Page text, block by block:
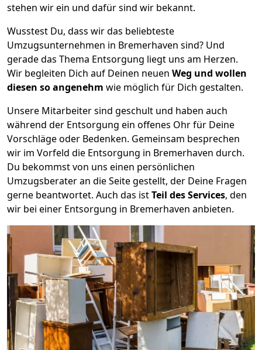
stehen wir ein und dafür sind wir bekannt.
Wusstest Du, dass wir das beliebteste
Umzugsunternehmen in Bremer­haven sind? Und
gerade das Thema Entsorgung liegt uns am Herzen.
Wir begleiten Dich auf Deinen neuen Weg und wollen
diesen so angenehm wie möglich für Dich gestalten.
Unsere Mitarbeiter sind geschult und haben auch
während der Entsorgung ein offenes Ohr für Deine
Vorschläge oder Bedenken. Gemeinsam besprechen
wir im Vorfeld die Entsorgung in Bremer­haven durch.
Du bekommst von uns einen persönlichen
Umzugsberater an die Seite gestellt, der Deine Fragen
gerne beantwortet. Auch das istTeil des Services, den
wir bei einer Entsorgung in Bremer­haven anbieten.